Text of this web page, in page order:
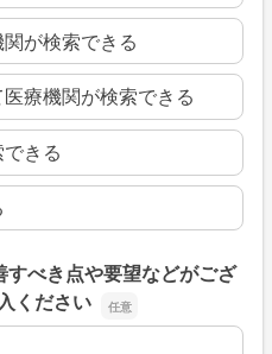
が検索できる
療機関が検索できる
きる
べき点や要望などがござ
ください
べき点や要望などがござい